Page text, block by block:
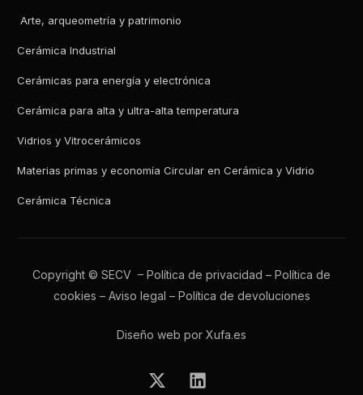
Arte, arqueometría y patrimonio
Cerámica Industrial
Cerámicas para energía y electrónica
Cerámica para alta y ultra-alta temperatura
Vidrios y Vitrocerámicos
Materias primas y economía Circular en Cerámica y Vidrio
Cerámica Técnica
Copyright © SECV – Política de privacidad – Política de
cookies – Aviso legal – Política de devoluciones
Diseño web por Xufa.es